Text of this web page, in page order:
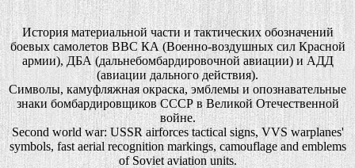
История материальной части и тактических обозначений
боевых самолетов ВВС КА (Военно-воздушных сил Красной
армии), ДБА (дальнебомбардировочной авиации) и АДД
(авиации дального действия).
Символы, камуфляжная окраска, эмблемы и опознавательные
знаки бомбардировщиков СССР в Великой Отечественной
войне.
Second world war: USSR airforces tactical signs, VVS warplanes'
symbols, fast aerial recognition markings, camouflage and emblems
of Soviet aviation units.